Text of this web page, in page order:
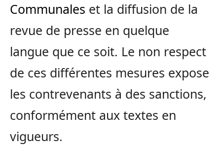
Communales et la diffusion de la
revue de presse en quelque
langue que ce soit. Le non respect
de ces différentes mesures expose
les contrevenants à des sanctions,
conformément aux textes en
vigueurs.